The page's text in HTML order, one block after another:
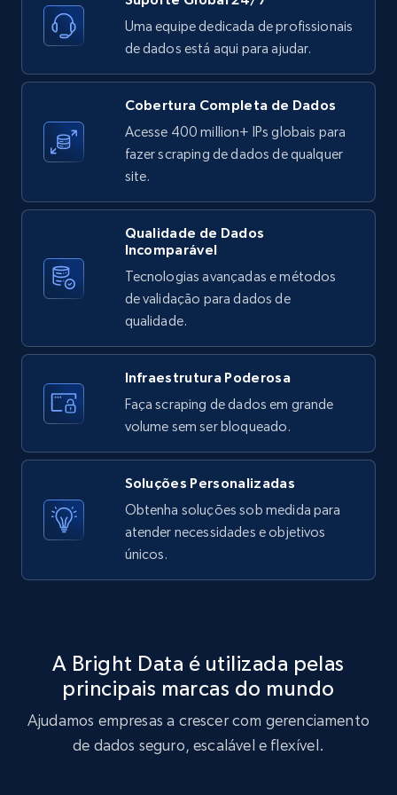
Uma equipe dedicada de profissionais
de dados está aqui para ajudar.
Cobertura Completa de Dados
Acesse 400 million+ IPs globais para
fazer scraping de dados de qualquer
site.
Qualidade de Dados
Incomparável
Tecnologias avançadas e métodos
de validação para dados de
qualidade.
Infraestrutura Poderosa
Faça scraping de dados em grande
volume sem ser bloqueado.
Soluções Personalizadas
Obtenha soluções sob medida para
atender necessidades e objetivos
únicos.
A Bright Data é utilizada pelas
principais marcas do mundo
Ajudamos empresas a crescer com gerenciamento
de dados seguro, escalável e flexível.